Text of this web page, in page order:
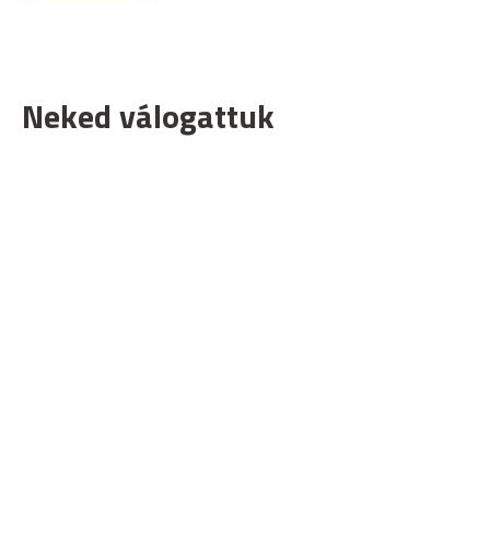
Neked válogattuk